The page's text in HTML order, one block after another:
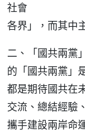
社會
各界」，而其中
二、「國共兩黨
的「國共兩黨」
都是期待國共在
交流、總結經驗
攜手建設兩岸命